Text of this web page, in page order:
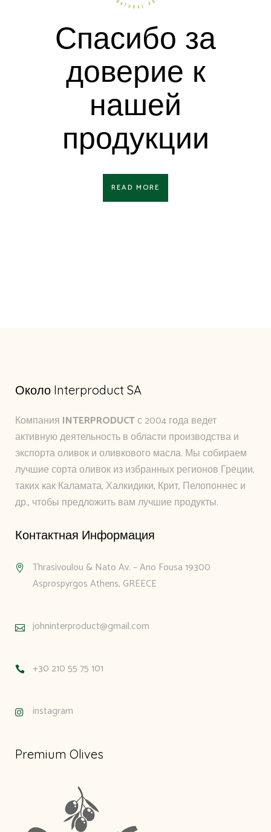
Спасибо за
доверие к
нашей
продукции
READ MORE
Около Interproduct SA
Компания INTERPRODUCTс 2004 года ведет
активную деятельность в области производства и
экспорта оливок и оливкового масла. Мы собираем
лучшие сорта оливок из избранных регионов Греции,
таких как Каламата, Халкидики, Крит, Пелопоннес и
др., чтобы предложить вам лучшие продукты.
Контактная Информация
Thrasivoulou & Nato Av. – Ano Fousa 19300
Asprospyrgos Athens, GREECE
johninterproduct@gmail.com
+30 210 55 75 101
instagram
Premium Olives